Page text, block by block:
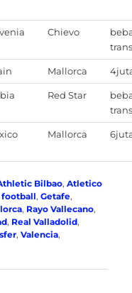
Chievo
Mallorca
Red Star
Mallorca
Bilbao,Atletico
football,Getafe,
, Rayo Vallecano,
, Real Valladolid,
,Valencia,